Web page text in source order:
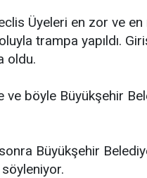
Üyeleri en zor ve
trampa yapıldı.
oldu.
ve böyle Büyükşehir
Büyükşehir